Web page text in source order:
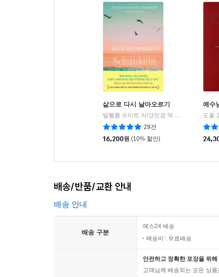
삶으로 다시 날아오르기
빌헬름 슈미트 저/강민경 역 | 피카(FIKA)
29건
16,200원 (10% 할인)
예수
도올
배송/반품/교환 안내
배송 안내
배송 구분
예스24 배송
배송비 : 무료배송
안전하고 정확한 포장을 위
고객님께 배송되는 모든 상